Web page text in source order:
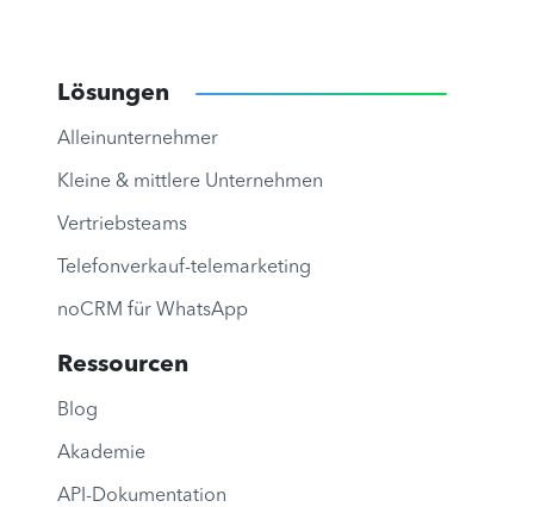
Lösungen
Alleinunternehmer
Kleine & mittlere Unternehmen
Vertriebsteams
Telefonverkauf-telemarketing
noCRM für WhatsApp
Ressourcen
Blog
Akademie
API-Dokumentation